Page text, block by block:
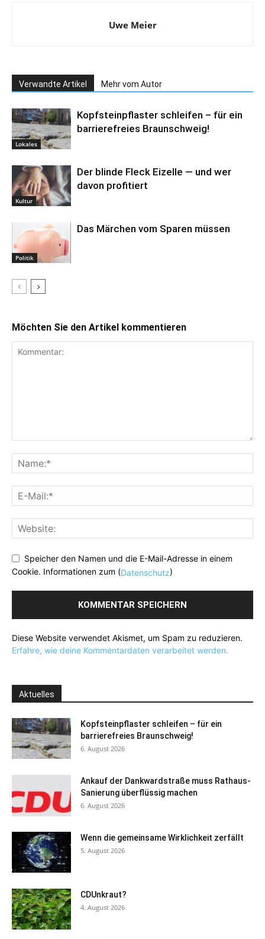
Uwe Meier
Verwandte Artikel Mehr vom Autor
Lokales
Kopfsteinpflaster schleifen – für ein
barrierefreies Braunschweig!
Kultur
Der blinde Fleck Eizelle — und wer
davon profitiert
Politik
Das Märchen vom Sparen müssen
Möchten Sie den Artikel kommentieren
Speicher den Namen und die E-Mail-Adresse in einem
Cookie. Informationen zum (Datenschutz)
Diese Website verwendet Akismet, um Spam zu reduzieren.
Erfahre, wie deine Kommentardaten verarbeitet werden.
Aktuelles
Kopfsteinpflaster schleifen – für ein
barrierefreies Braunschweig!
6. August 2026
Ankauf der Dankwardstraße muss Rathaus-
Sanierung überflüssig machen
6. August 2026
Wenn die gemeinsame Wirklichkeit zerfällt
5. August 2026
CDUnkraut?
4. August 2026